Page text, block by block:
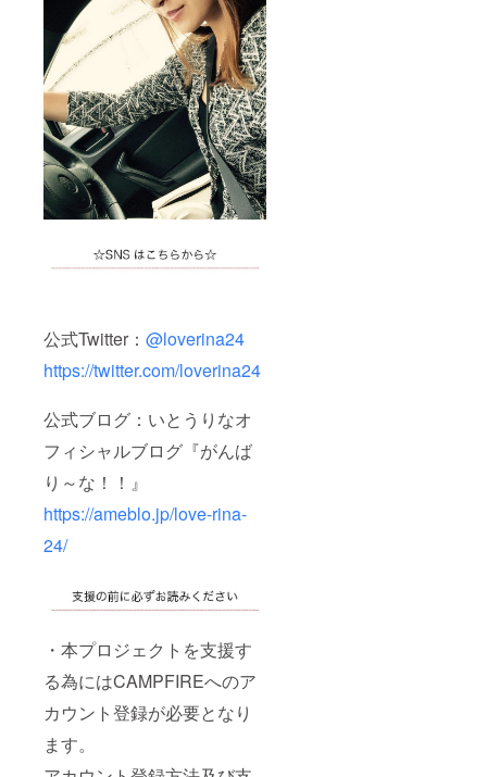
公式Twitter： @loverina24
https://twitter.com/loverina24
公式ブログ：いとうりなオ
フィシャルブログ『がんば
り～な！！』
https://ameblo.jp/love-rina-
24/
・本プロジェクトを支援す
る為にはCAMPFIREへのア
カウント登録が必要となり
ます。